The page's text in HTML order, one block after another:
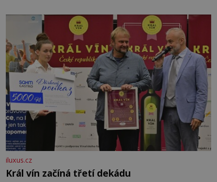
iluxus.cz
Král vín začíná třetí dekádu